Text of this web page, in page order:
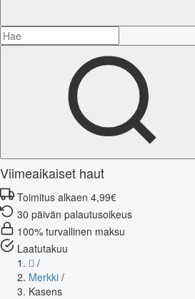
Viimeaikaiset haut
Toimitus alkaen 4,99€
30 päivän palautusoikeus
100% turvallinen maksu
Laatutakuu
/
Merkki /
Kasens